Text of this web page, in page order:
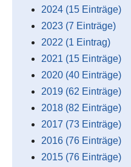
2024 (15 Einträge)
2023 (7 Einträge)
2022 (1 Eintrag)
2021 (15 Einträge)
2020 (40 Einträge)
2019 (62 Einträge)
2018 (82 Einträge)
2017 (73 Einträge)
2016 (76 Einträge)
2015 (76 Einträge)